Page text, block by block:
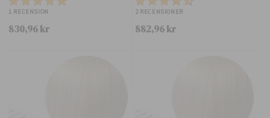
1 RECENSION
830,96 kr
2 RECENSIONER
882,96 kr